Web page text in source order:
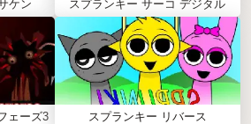
ケン スプランキー サーコ デジタル
ェーズ3 スプランキー リバース